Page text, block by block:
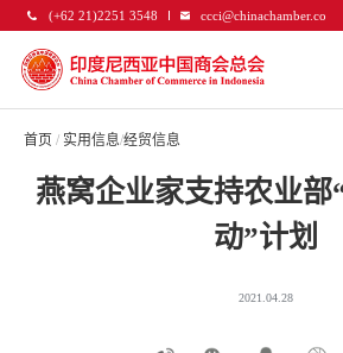
(+62 21)2251 3548 ccci@chinachamber.co
首页 / 实用信息/经贸信息
燕窝企业家支持农业部
动”计划
2021.04.28